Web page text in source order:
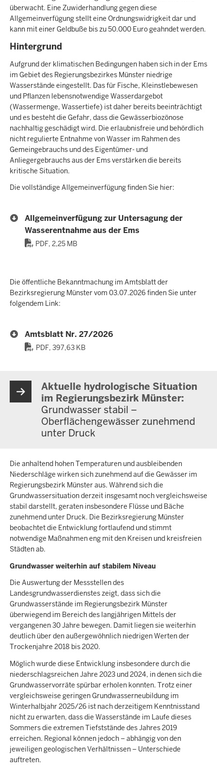
überwacht. Eine Zuwiderhandlung gegen diese
Allgemeinverfügung stellt eine Ordnungswidrigkeit dar und
kann mit einer Geldbuße bis zu 50.000 Euro geahndet werden.
Hintergrund
Aufgrund der klimatischen Bedingungen haben sich in der Ems
im Gebiet des Regierungsbezirkes Münster niedrige
Wasserstände eingestellt. Das für Fische, Kleinstlebewesen
und Pflanzen lebensnotwendige Wasserdargebot
(Wassermenge, Wassertiefe) ist daher bereits beeinträchtigt
und es besteht die Gefahr, dass die Gewässerbiozönose
nachhaltig geschädigt wird. Die erlaubnisfreie und behördlich
nicht regulierte Entnahme von Wasser im Rahmen des
Gemeingebrauchs und des Eigentümer- und
Anliegergebrauchs aus der Ems verstärken die bereits
kritische Situation.
Die vollständige Allgemeinverfügung finden Sie hier:
Allgemeinverfügung zur Untersagung der
Wasserentnahme aus der Ems
PDF, 2,25 MB
Die öffentliche Bekanntmachung im Amtsblatt der
Bezirksregierung Münster vom 03.07.2026 finden Sie unter
folgendem Link:
Amtsblatt Nr. 27/2026
PDF, 397,63 KB
Aktuelle hydrologische Situation
im Regierungsbezirk Münster:
Grundwasser stabil –
Oberflächengewässer zunehmend
unter Druck
Die anhaltend hohen Temperaturen und ausbleibenden
Niederschläge wirken sich zunehmend auf die Gewässer im
Regierungsbezirk Münster aus. Während sich die
Grundwassersituation derzeit insgesamt noch vergleichsweise
stabil darstellt, geraten insbesondere Flüsse und Bäche
zunehmend unter Druck. Die Bezirksregierung Münster
beobachtet die Entwicklung fortlaufend und stimmt
notwendige Maßnahmen eng mit den Kreisen und kreisfreien
Städten ab.
Grundwasser weiterhin auf stabilem Niveau
Die Auswertung der Messstellen des
Landesgrundwasserdienstes zeigt, dass sich die
Grundwasserstände im Regierungsbezirk Münster
überwiegend im Bereich des langjährigen Mittels der
vergangenen 30 Jahre bewegen. Damit liegen sie weiterhin
deutlich über den außergewöhnlich niedrigen Werten der
Trockenjahre 2018 bis 2020.
Möglich wurde diese Entwicklung insbesondere durch die
niederschlagsreichen Jahre 2023 und 2024, in denen sich die
Grundwasservorräte spürbar erholen konnten. Trotz einer
vergleichsweise geringen Grundwasserneubildung im
Winterhalbjahr 2025/26 ist nach derzeitigem Kenntnisstand
nicht zu erwarten, dass die Wasserstände im Laufe dieses
Sommers die extremen Tiefststände des Jahres 2019
erreichen. Regional können jedoch – abhängig von den
jeweiligen geologischen Verhältnissen – Unterschiede
auftreten.